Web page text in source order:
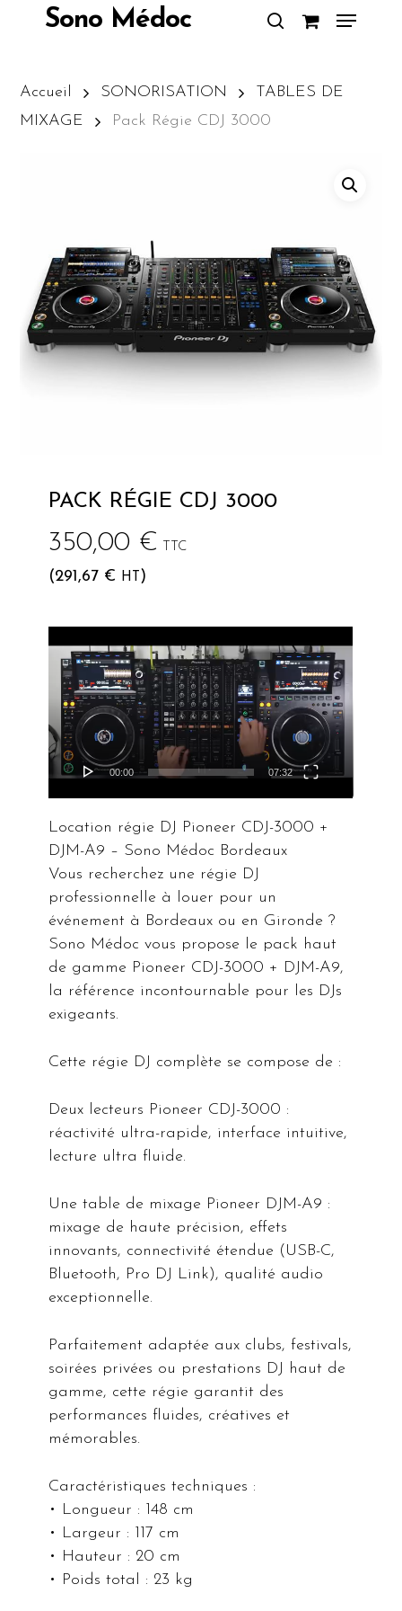
content
Sono Médoc Menu
Accueil SONORISATION
TABLES DE
MIXAGE
Pack Régie CDJ 3000
PACK RÉGIE CDJ 3000
350,00 € TTC
(291,67 € HT )
vidéo
00:00 07:32
Location régie DJ Pioneer CDJ-3000 +
DJM-A9 – Sono Médoc Bordeaux
Vous recherchez une régie DJ
professionnelle à louer pour un
événement à Bordeaux ou en Gironde ?
Sono Médoc vous propose le pack haut
de gamme Pioneer CDJ-3000 + DJM-A9,
la référence incontournable pour les DJs
exigeants.
Cette régie DJ complète se compose de :
Deux lecteurs Pioneer CDJ-3000 :
réactivité ultra-rapide, interface intuitive,
lecture ultra fluide.
Une table de mixage Pioneer DJM-A9 :
mixage de haute précision, effets
innovants, connectivité étendue (USB-C,
Bluetooth, Pro DJ Link), qualité audio
exceptionnelle.
Parfaitement adaptée aux clubs, festivals,
soirées privées ou prestations DJ haut de
gamme, cette régie garantit des
performances fluides, créatives et
mémorables.
Caractéristiques techniques :
• Longueur : 148 cm
• Largeur : 117 cm
• Hauteur : 20 cm
• Poids total : 23 kg